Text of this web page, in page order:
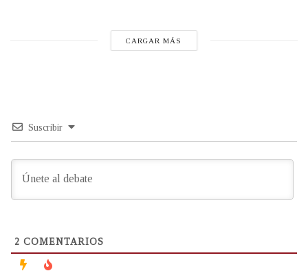
CARGAR MÁS
Suscribir
2 COMENTARIOS